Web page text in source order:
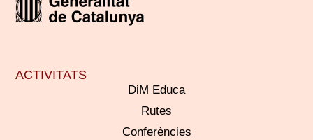
ACTIVITATS
DiM Educa
Rutes
Conferències